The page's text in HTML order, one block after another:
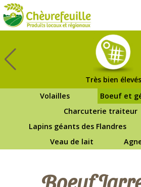
Très bien élevés
Volailles
Boeuf et
Charcuterie traiteur
Lapins géants des Flandres
Veau de lait
Boeuf